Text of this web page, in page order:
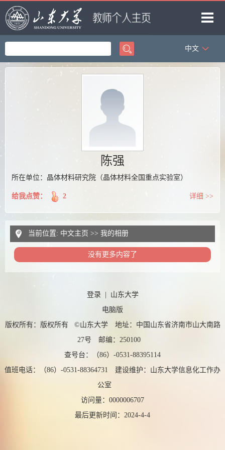
首页
我的相册
教师博客
中文
陈强
所在单位：晶体材料研究院（晶体材料全国重点实验室）
给我点赞： 2 详细 >>
当前位置: 中文主页 >> 我的相册
没有更多内容了
登录| 山东大学
电脑版
版权所有：版权所有 ©山东大学 地址：中国山东省济南市山大南路
27号 邮编：250100
查号台：（86）-0531-88395114
值班电话：（86）-0531-88364731 建设维护：山东大学信息化工作办
公室
访问量： 0000006707
最后更新时间： 2024-4-4